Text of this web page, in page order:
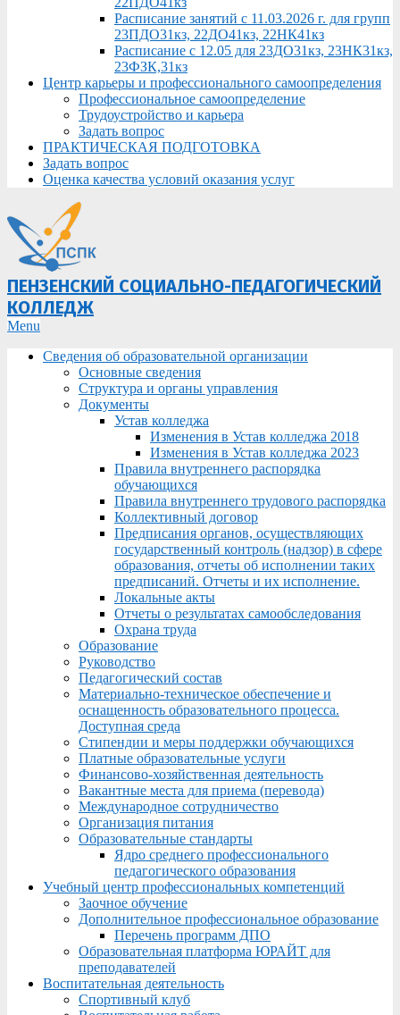
Расписание занятий с 11.03.2026 г. для групп
23ПДО31кз, 22ДО41кз, 22НК41кз
Расписание с 12.05 для 23ДО31кз, 23НК31кз,
23ФЗК,31кз
Центр карьеры и профессионального самоопределения
Профессиональное самоопределение
Трудоустройство и карьера
Задать вопрос
ПРАКТИЧЕСКАЯ ПОДГОТОВКА
Задать вопрос
Оценка качества условий оказания услуг
ПЕНЗЕНСКИЙ СОЦИАЛЬНО-ПЕДАГОГИЧЕСКИЙ
КОЛЛЕДЖ
Primary
Menu
Menu
Сведения об образовательной организации
Основные сведения
Структура и органы управления
Документы
Устав колледжа
Изменения в Устав колледжа 2018
Изменения в Устав колледжа 2023
Правила внутреннего распорядка
обучающихся
Правила внутреннего трудового распорядка
Коллективный договор
Предписания органов, осуществляющих
государственный контроль (надзор) в сфере
образования, отчеты об исполнении таких
предписаний. Отчеты и их исполнение.
Локальные акты
Отчеты о результатах самообследования
Охрана труда
Образование
Руководство
Педагогический состав
Материально-техническое обеспечение и
оснащенность образовательного процесса.
Доступная среда
Стипендии и меры поддержки обучающихся
Платные образовательные услуги
Финансово-хозяйственная деятельность
Вакантные места для приема (перевода)
Международное сотрудничество
Организация питания
Образовательные стандарты
Ядро среднего профессионального
педагогического образования
Учебный центр профессиональных компетенций
Заочное обучение
Дополнительное профессиональное образование
Перечень программ ДПО
Образовательная платформа ЮРАЙТ для
преподавателей
Воспитательная деятельность
Спортивный клуб